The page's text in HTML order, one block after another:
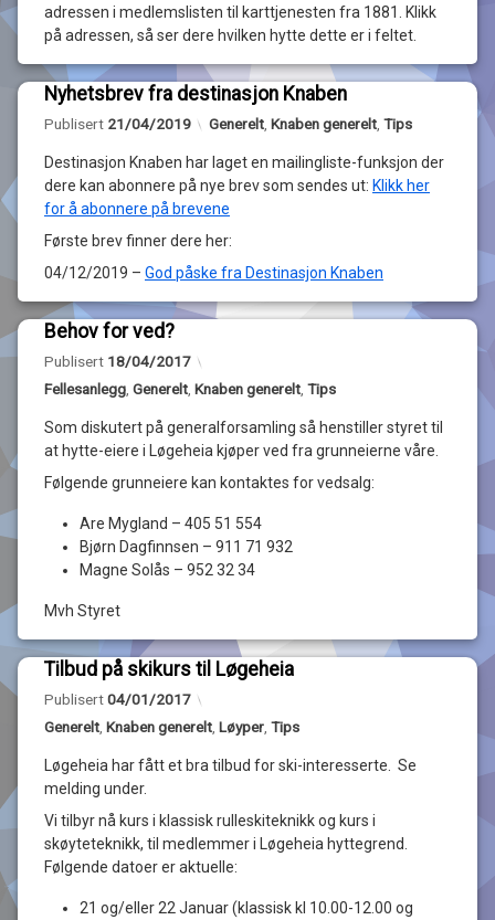
adressen i medlemslisten til karttjenesten fra 1881. Klikk
på adressen, så ser dere hvilken hytte dette er i feltet.
Adressene
medlemslisten
er
oppdatert
Løgeheia
Hyttegrend
Nyhetsbrev fra destinasjon Knaben
Publisert 21/04/2019 Oppdatert 21/04/2019
Kategorier:
Generelt Knaben generelt Tips
Destinasjon Knaben har laget en mailingliste-funksjon der
dere kan abonnere på nye brev som sendes ut: Klikk her
for å abonnere på brevene
Første brev finner dere her:
04/12/2019 – God påske fra Destinasjon Knaben
Legg
igjen
kommentar
til
Nyhetsbrev
destinasjon
Knaben
Løgeheia
Behov for ved?
Publisert 18/04/2017
Kategorier:
Fellesanlegg Generelt Knaben generelt Tips
Som diskutert på generalforsamling så henstiller styret til
at hytte-eiere i Løgeheia kjøper ved fra grunneierne våre.
Følgende grunneiere kan kontaktes for vedsalg:
Are Mygland – 405 51 554
Bjørn Dagfinnsen – 911 71 932
Magne Solås – 952 32 34
Mvh Styret
Legg
igjen
en
kommentar
til
Behov
for
ved?
Løgeheia
Hyttegrend
Tilbud på skikurs til Løgeheia
Publisert04/01/2017
Kategorier:
Generelt Knaben generelt Løyper Tips
Løgeheia har fått et bra tilbud for ski-interesserte. Se
melding under.
Vi tilbyr nå kurs i klassisk rulleskiteknikk og kurs i
skøyteteknikk, til medlemmer i Løgeheia hyttegrend.
Følgende datoer er aktuelle:
21 og/eller 22 Januar (klassisk kl 10.00-12.00 og
Legg
igjen
en
til
Tilbud
på
skikurs
til
Løgeheia
Løgeheia